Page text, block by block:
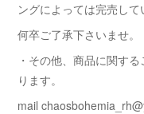
ングによっては完売して
何卒ご了承下さいませ。
・その他、商品に関す
ります。
mail